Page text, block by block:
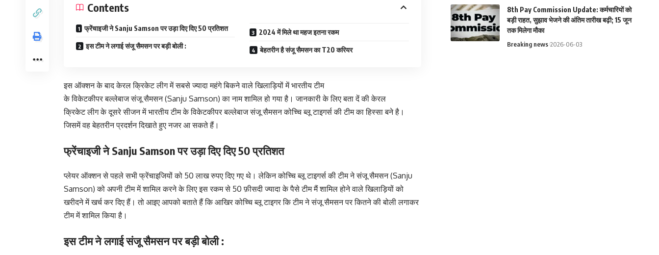
Contents
फ्रेंचाइजी ने Sanju Samson पर उड़ा दिए दिए 50 प्रतिशत
इस टीम ने लगाई संजू सैमसन पर बड़ी बोली :
2024 में मिले था महज इतना रकम
बेहतरीन है संजू सैमसन का T20 करियर
इस ऑक्शन के बाद केरल क्रिकेट लीग में सबसे ज्यादा महंगे बिकने वाले खिलाड़ियों में भारतीय टीम
के विकेटकीपर बल्लेबाज संजू सैमसन (Sanju Samson) का नाम शामिल हो गया है। जानकारी के लिए बता दें की केरल
क्रिकेट लीग के दूसरे सीजन में भारतीय टीम के विकेटकीपर बल्लेबाज संजू सैमसन कोच्चि ब्लू टाइगर्स की टीम का हिस्सा बने है।
जिसमें वह बेहतरीन प्रदर्शन दिखाते हुए नजर आ सकते हैं।
फ्रेंचाइजी ने Sanju Samson पर उड़ा दिए दिए 50 प्रतिशत
प्लेयर ऑक्शन से पहले सभी फ्रेंचाइजियों को 50 लाख रुपए दिए गए थे। लेकिन कोच्चि ब्लू टाइगर्स की टीम ने संजू सैमसन (Sanju
Samson) को अपनी टीम में शामिल करने के लिए इस रकम से 50 फ़ीसदी ज्यादा के पैसे टीम मैं शामिल होने वाले खिलाड़ियों को
खरीदने में खर्च कर दिए हैं। तो आइए आपको बताते हैं कि आखिर कोच्चि ब्लू टाइगर कि टीम ने संजू सैमसन पर कितने की बोली लगाकर
टीम में शामिल किया है।
इस टीम ने लगाई संजू सैमसन पर बड़ी बोली :
8th Pay Commission Update: कर्मचारियों को
बड़ी राहत, सुझाव भेजने की अंतिम तारीख बढ़ी; 15 जून
तक मिलेगा मौका
Breaking news 2026-06-03